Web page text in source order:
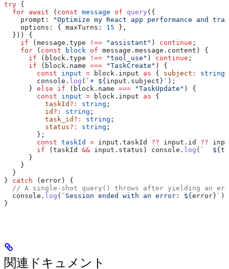
try {
  for
await ( const message of query ({
    prompt:
"Optimize my React app performance and
    options:
{ maxTurns: 15 },
  })) {
    if
( message . type !== "assistant" ) continue ;
    for
( const block of message . message . content ) {
      if
( block . type !== "tool_use" ) continue ;
      if
( block . name === "TaskCreate" ) {
        const
input = block . input as { subject : string
        console
. log ( `+ ${ input . subject } ` );
      }
else if ( block . name === "TaskUpdate" ) {
        const
input = block . input as {
          taskId
?: string ;
          id
?: string ;
          task_id
?: string ;
          status
?: string ;
        };
        const
taskId = input . taskId ?? input . id ??
        if
( taskId && input . status ) console . log ( ` ${
      }
    }
  }
} catch ( error ) {
// A single-shot query() throws after yielding an
  console
. log ( `Session ended with an error: ${ error} ` );
}
関連ドキュメント